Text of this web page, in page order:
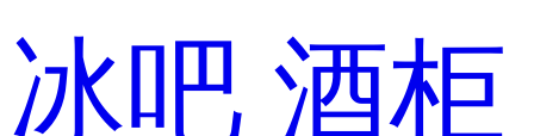
冰吧 酒柜